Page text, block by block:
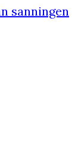
sanningen